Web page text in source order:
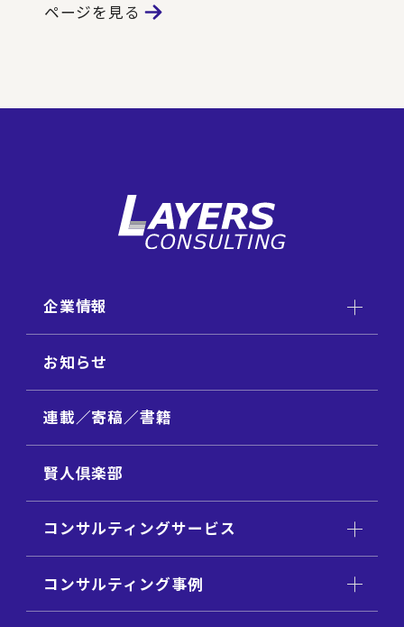
ページを見る
企業情報
お知らせ
連載／寄稿／書籍
賢人倶楽部
コンサルティングサービス
コンサルティング事例